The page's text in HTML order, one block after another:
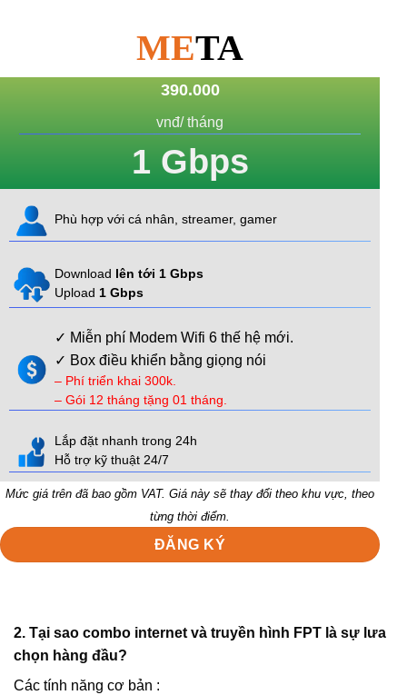
META
390.000
vnđ/ tháng
1Gbps
Phù hợp với cá nhân, streamer, gamer
Download
lên tới 1 Gbps
Upload 1 Gbps
✓ Miễn phí Modem Wifi 6 thế hệ mới.
✓ Box điều khiển bằng giọng nói
– Phí triển khai 300k.
– Gói 12 tháng tặng 01 tháng.
Lắp đặt nhanh trong 24h
Hỗ trợ kỹ thuật 24/7
Mức giá trên đã bao gồm VAT. Giá này sẽ thay đổi theo khu vực, theo
từng thời điểm.
ĐĂNG KÝ
2. Tại sao combo internet và truyền hình FPT là sự lưa
chọn hàng đầu?
Các tính năng cơ bản :